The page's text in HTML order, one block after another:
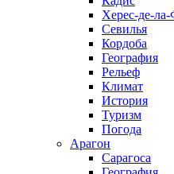
Херес-де-
Севилья
Кордоба
География
Рельеф
Климат
История
Туризм
Погода
Арагон
Сарагоса